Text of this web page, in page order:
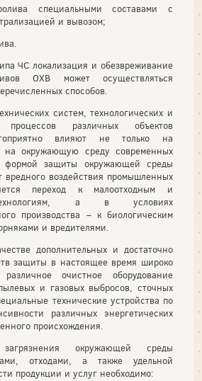
специальными составами с
и вывозом;
ЧС локализация и обезвреживание
ОХВ может осуществляться
способов.
систем, технологических и
процессов различных объектов
влияют не только на
окружающую среду современных
формой защиты окружающей среды
вредного воздействия промышленных
переход к малоотходным и
а в условиях
производства – к биологическим
и вредителями.
дополнительных и достаточно
защиты в настоящее время широко
очистное оборудование
и газовых выбросов, сточных
технические устройства по
различных энергетических
происхождения.
окружающей среды
отходами, а также удельной
продукции и услуг необходимо: